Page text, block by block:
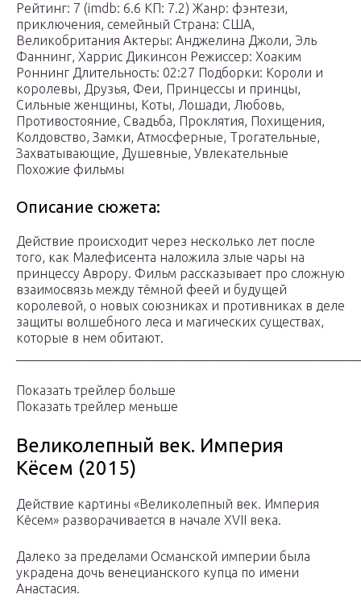
Рейтинг: 7 (imdb: 6.6 КП: 7.2) Жанр: фэнтези,
приключения, семейный Страна: США,
Великобритания Актеры: Анджелина Джоли, Эль
Фаннинг, Харрис Дикинсон Режиссер: Хоаким
Роннинг Длительность: 02:27 Подборки: Короли и
королевы, Друзья, Феи, Принцессы и принцы,
Сильные женщины, Коты, Лошади, Любовь,
Противостояние, Свадьба, Проклятия, Похищения,
Колдовство, Замки, Атмосферные, Трогательные,
Захватывающие, Душевные, Увлекательные
Похожие фильмы
Описание сюжета:
Действие происходит через несколько лет после
того, как Малефисента наложила злые чары на
принцессу Аврору. Фильм рассказывает про сложную
взаимосвязь между тёмной феей и будущей
королевой, о новых союзниках и противниках в деле
защиты волшебного леса и магических существах,
которые в нем обитают.
Показать трейлер больше
Показать трейлер меньше
Великолепный век. Империя
Кёсем (2015)
Действие картины «Великолепный век. Империя
Кёсем» разворачивается в начале XVII века.
Далеко за пределами Османской империи была
украдена дочь венецианского купца по имени
Анастасия.